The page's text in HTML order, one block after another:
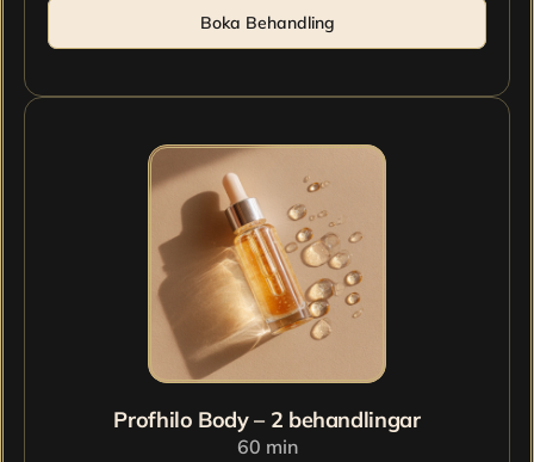
Boka Behandling
Profhilo Body – 2 behandlingar
60 min